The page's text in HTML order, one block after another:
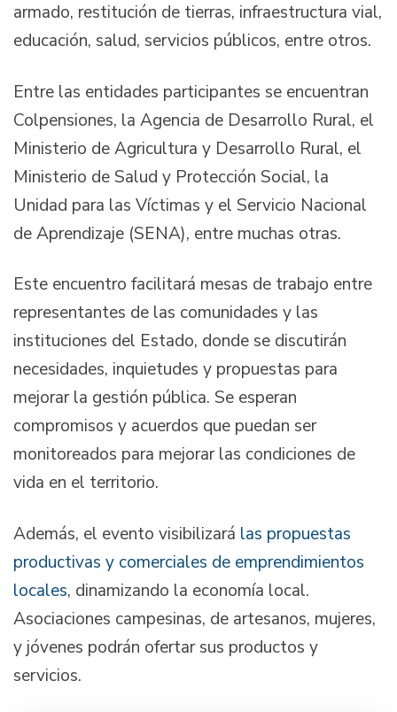
armado, restitución de tierras, infraestructura vial,
educación, salud, servicios públicos, entre otros.
Entre las entidades participantes se encuentran
Colpensiones, la Agencia de Desarrollo Rural, el
Ministerio de Agricultura y Desarrollo Rural, el
Ministerio de Salud y Protección Social, la
Unidad para las Víctimas y el Servicio Nacional
de Aprendizaje (SENA), entre muchas otras.
Este encuentro facilitará mesas de trabajo entre
representantes de las comunidades y las
instituciones del Estado, donde se discutirán
necesidades, inquietudes y propuestas para
mejorar la gestión pública. Se esperan
compromisos y acuerdos que puedan ser
monitoreados para mejorar las condiciones de
vida en el territorio.
Además, el evento visibilizará las propuestas
productivas y comerciales de emprendimientos
locales, dinamizando la economía local.
Asociaciones campesinas, de artesanos, mujeres,
y jóvenes podrán ofertar sus productos y
servicios.